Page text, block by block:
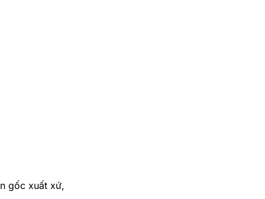
gốc xuất xứ,